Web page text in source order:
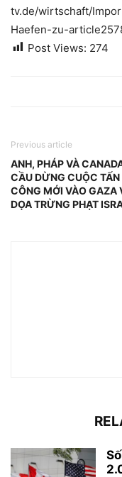
tv.de/wirtschaft/
Haefen-zu-
Post Views: 274
Previous article
ANH, PHÁP VÀ
CẦU DỪNG CUỘC TẤN
CÔNG MỚI VÀO GAZA
DỌA TRỪNG PHẠT